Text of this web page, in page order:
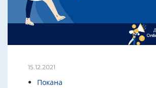
15.12.2021
Покана